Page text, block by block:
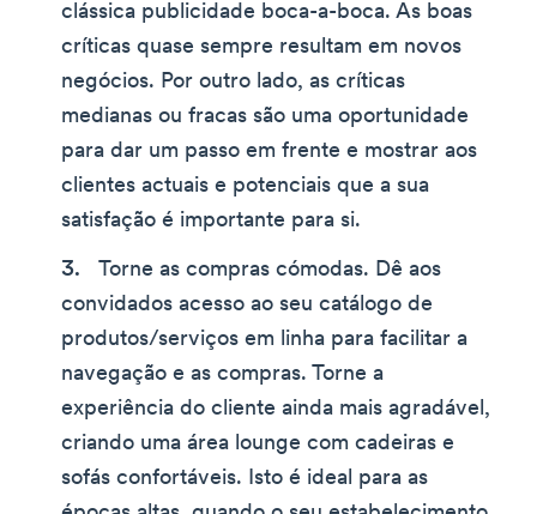
clássica publicidade boca-a-boca. As boas
críticas quase sempre resultam em novos
negócios. Por outro lado, as críticas
medianas ou fracas são uma oportunidade
para dar um passo em frente e mostrar aos
clientes actuais e potenciais que a sua
satisfação é importante para si.
Torne as compras cómodas. Dê aos
convidados acesso ao seu catálogo de
produtos/serviços em linha para facilitar a
navegação e as compras. Torne a
experiência do cliente ainda mais agradável,
criando uma área lounge com cadeiras e
sofás confortáveis. Isto é ideal para as